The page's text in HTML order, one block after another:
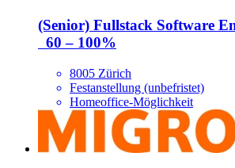
(Senior) Fullstack Software
60 – 100%
8005 Zürich
Festanstellung (unbefristet)
Homeoffice-Möglichkeit